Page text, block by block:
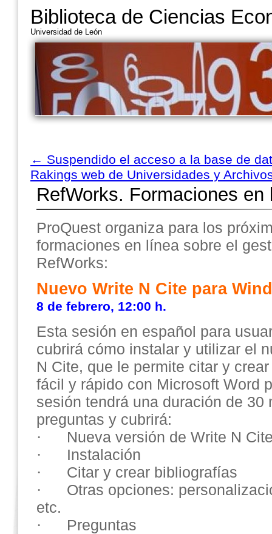
Biblioteca de Ciencias
Universidad de León
← Suspendido el acceso a la base de
Rakings web de Universidades y
RefWorks. Formaciones en
ProQuest organiza para los
formaciones en línea sobre el
RefWorks:
Nuevo Write N Cite para
8 de febrero, 12:00 h.
Esta sesión en español para
cubrirá cómo instalar y utilizar el
N Cite, que le permite citar y
fácil y rápido con Microsoft Word
sesión tendrá una duración de 30
preguntas y cubrirá:
· Nueva versión de Write N
· Instalación
· Citar y crear bibliografías
· Otras opciones:
etc.
· Preguntas